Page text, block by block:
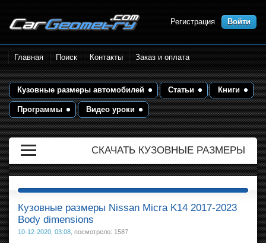
Размеры кузова автомобилей.
Контрольные точки и кузовные
размеры. Геометрия кузова
Регистрация Войти
Главная Поиск Контакты Заказ и оплата
Кузовные размеры автомобилей Статьи Книги
Программы Видео уроки
СКАЧАТЬ КУЗОВНЫЕ РАЗМЕРЫ
Кузовные размеры Nissan Micra K14 2017-2023
Body dimensions
10-12-2020, 03:08 , посмотрело: 1587